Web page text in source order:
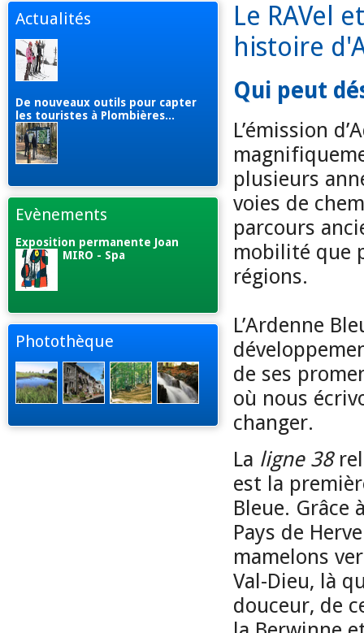
Actualités
De nouveaux outils pour capter
les touristes à Plombières...
Evènements
Exposition permanente Joan
MIRO - Spa
Photothèque
Le RAVel
histoire
Qui peut
L’émission
plusieurs
voies de
parcours
mobilité que
régions.
L’Ardenne
de ses
où nous
changer.
La ligne 38
est la
Bleue. Grâce
Pays de
mamelons
Val-Dieu, là
douceur, de